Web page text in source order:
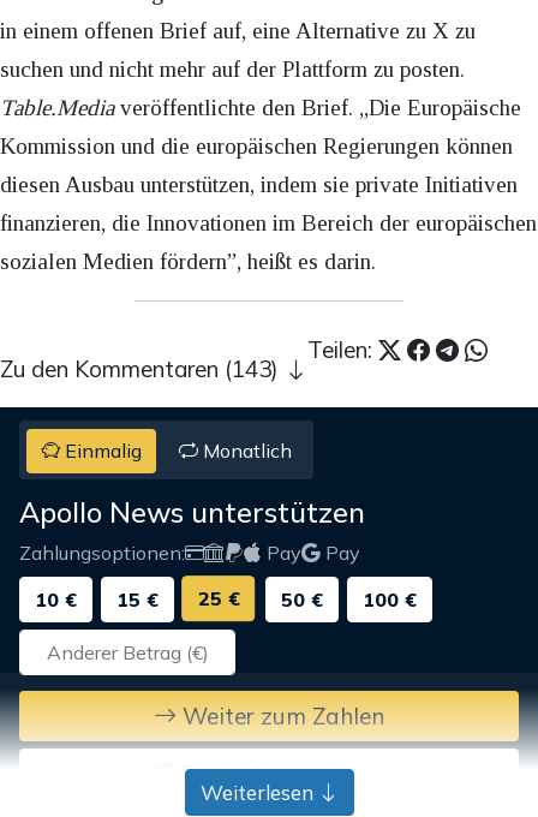
in einem offenen Brief auf, eine Alternative zu X zu
suchen und nicht mehr auf der Plattform zu posten.
Table.Mediaveröffentlichte den Brief. „Die Europäische
Kommission und die europäischen Regierungen können
diesen Ausbau unterstützen, indem sie private Initiativen
finanzieren, die Innovationen im Bereich der europäischen
sozialen Medien fördern”, heißt es darin.
Teilen:
Zu den Kommentaren (143)
Einmalig Monatlich
Apollo News unterstützen
Zahlungsoptionen: Pay
Pay
10 €
15 € 25 € 50 € 100 €
Weiter zum Zahlen
Bank-Überweisung
Weiterlesen